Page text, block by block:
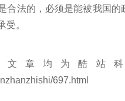
合法的，必须是能被我国
受。
文章均为酷站
697.html